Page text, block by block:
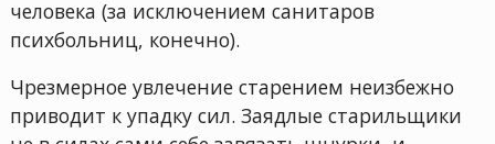
человека (за исключением санитаров
психбольниц, конечно).
Чрезмерное увлечение старением неизбежно
приводит к упадку сил. Заядлые старильщики